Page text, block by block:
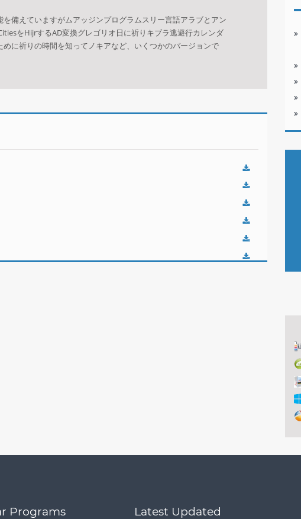
備えていますがムアッジンプログラムスリー言語アラブとアン
をHijrするAD変換グレゴリオ日に祈りキブラ逃避行カレンダ
に祈りの時間を知ってノキアなど、いくつかのバージョンで
Programs Latest Updated